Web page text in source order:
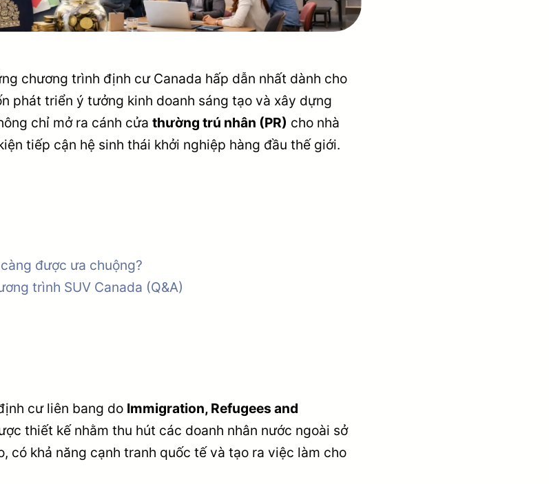
chương trình định cư Canada hấp dẫn nhất dành cho
phát triển ý tưởng kinh doanh sáng tạo và xây dựng
chỉ mở ra cánh cửa thường trú nhân (PR) cho nhà
tiếp cận hệ sinh thái khởi nghiệp hàng đầu thế giới.
được ưa chuộng?
trình SUV Canada (Q&A)
cư liên bang do Immigration, Refugees and
thiết kế nhằm thu hút các doanh nhân nước ngoài sở
có khả năng cạnh tranh quốc tế và tạo ra việc làm cho